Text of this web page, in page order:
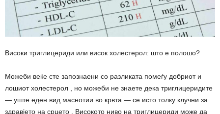
Високи триглицериди или висок холестерол: што е полошо?
Можеби веќе сте запознаени со разликата помеѓу добриот и
лошиот холестерол , но можеби не знаете дека триглицеридите
— уште еден вид маснотии во крвта — се исто толку клучни за
здравјето на срцето . Високото ниво на триглицериди може да